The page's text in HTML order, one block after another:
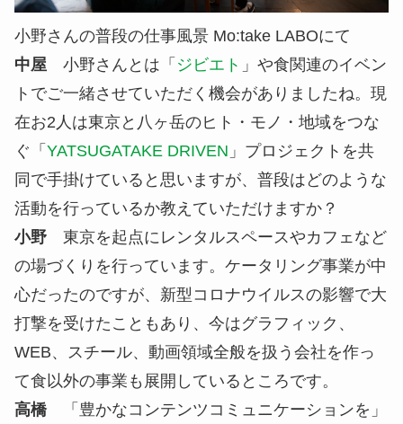
小野さんの普段の仕事風景 Mo:take LABOにて
中屋 小野さんとは「 ジビエト 」や食関連のイベン
トでご一緒させていただく機会がありましたね。現
在お2人は東京と八ヶ岳のヒト・モノ・地域をつな
ぐ「 YATSUGATAKE DRIVEN 」プロジェクトを共
同で手掛けていると思いますが、普段はどのような
活動を行っているか教えていただけますか？
小野 東京を起点にレンタルスペースやカフェなど
の場づくりを行っています。ケータリング事業が中
心だったのですが、新型コロナウイルスの影響で大
打撃を受けたこともあり、今はグラフィック、
WEB、スチール、動画領域全般を扱う会社を作っ
て食以外の事業も展開しているところです。
高橋「豊かなコンテンツコミュニケーションを」